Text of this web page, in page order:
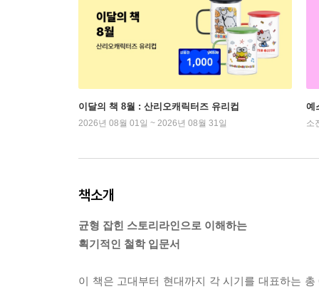
이달의 책 8월 : 산리오캐릭터즈 유리컵
2026년 08월 01일 ~ 2026년 08월 31일
예
소
책소개
균형 잡힌 스토리라인으로 이해하는
획기적인 철학 입문서
이 책은 고대부터 현대까지 각 시기를 대표하는